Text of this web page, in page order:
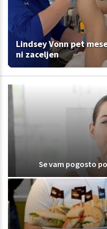
Lindsey Vonn pet
ni zaceljen
Se vam pogosto